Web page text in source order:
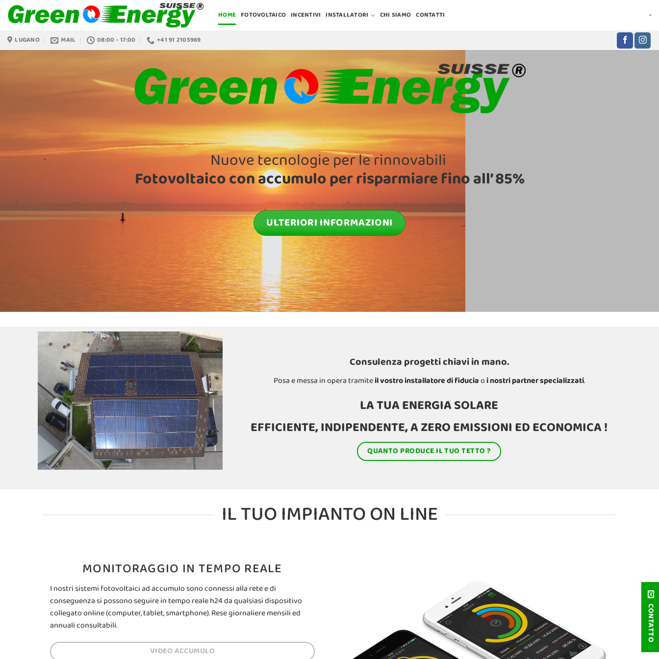
Salta
HOME FOTOVOLTAICO INCENTIVI INSTALLATORI CHI SIAMO CONTATTI -
LUGANO MAIL 08:00 - 17:00 +41 91 2105969
Nuove tecnologie per le rinnovabili
Fotovoltaico con accumulo per risparmiare fino all’ 85%
ULTERIORI INFORMAZIONI
Consulenza progetti chiavi in mano.
Posa e messa in opera tramiteil vostro installatore di fiduciao i nostri partner specializzati.
LA TUA ENERGIA SOLARE
EFFICIENTE, INDIPENDENTE, A ZERO EMISSIONI ED ECONOMICA !
QUANTO PRODUCE IL TUO TETTO ?
IL TUO IMPIANTO ON LINE
MONITORAGGIO IN TEMPO REALE
I nostri sistemi fotovoltaici ad accumulo sono connessi alla rete e di
conseguenza si possono seguire in tempo reale h24 da qualsiasi dispositivo
collegato online (computer, tablet, smartphone). Rese giornaliere mensili ed
annuali consultabili.
VIDEO ACCUMULO
CONTATTO